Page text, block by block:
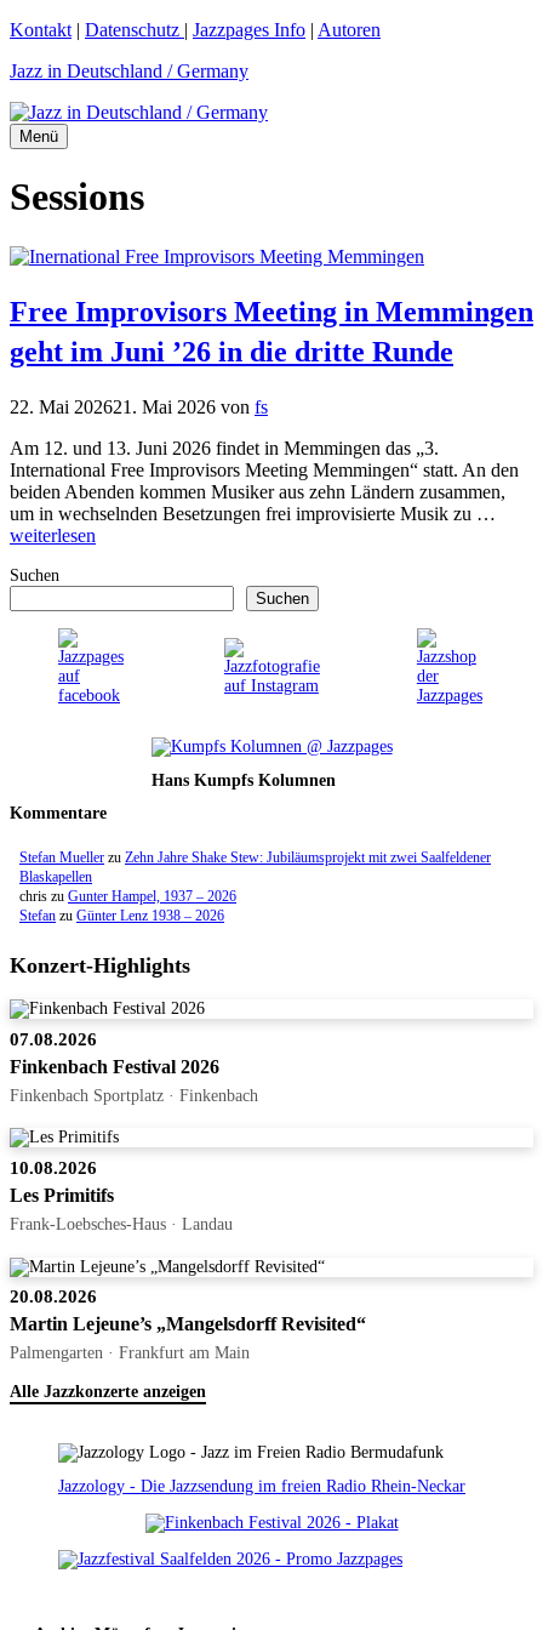
Zum
springen
Kontakt | Datenschutz | Jazzpages Info | Autoren
Jazz in Deutschland / Germany
Menü
Sessions
Free Improvisors Meeting in Memmingen
geht im Juni ’26 in die dritte Runde
22. Mai 202621. Mai 2026 von fs
Am 12. und 13. Juni 2026 findet in Memmingen das „3.
International Free Improvisors Meeting Memmingen“ statt. An den
beiden Abenden kommen Musiker aus zehn Ländern zusammen,
um in wechselnden Besetzungen frei improvisierte Musik zu …
weiterlesen
Suchen
Suchen
Hans Kumpfs Kolumnen
Kommentare
Stefan Mueller zu Zehn Jahre Shake Stew: Jubiläumsprojekt mit zwei Saalfeldener
Blaskapellen
chris zu Gunter Hampel, 1937 – 2026
Stefan zu Günter Lenz 1938 – 2026
Konzert-Highlights
07.08.2026
Finkenbach Festival 2026
Finkenbach Sportplatz · Finkenbach
10.08.2026
Les Primitifs
Frank-Loebsches-Haus · Landau
20.08.2026
Martin Lejeune’s „Mangelsdorff Revisited“
Palmengarten · Frankfurt am Main
Alle Jazzkonzerte anzeigen
Jazzology - Die Jazzsendung im freien Radio Rhein-Neckar